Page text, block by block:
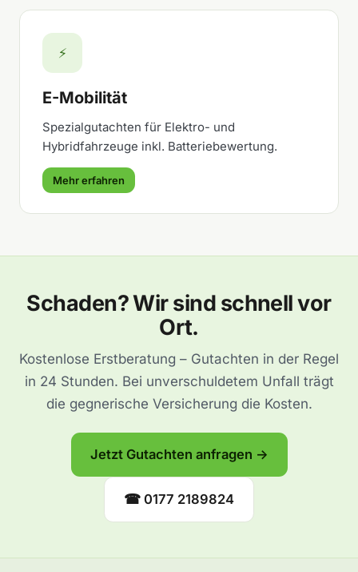
⚡
E-Mobilität
Spezialgutachten für Elektro- und
Hybridfahrzeuge inkl. Batteriebewertung.
Mehr erfahren
Schaden? Wir sind schnell vor
Ort.
Kostenlose Erstberatung – Gutachten in der Regel
in 24 Stunden. Bei unverschuldetem Unfall trägt
die gegnerische Versicherung die Kosten.
Jetzt Gutachten anfragen →
☎ 0177 2189824